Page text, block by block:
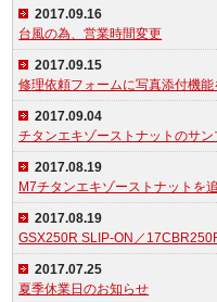
2017.09.16
台風の為、営業時間変更
2017.09.15
修理依頼フォームに写真添付機能
2017.09.04
チタンエキゾーストナットのサン
2017.08.19
M7チタンエキゾーストナットを
2017.08.19
GSX250R SLIP-ON／
2017.07.25
夏季休業日のお知らせ